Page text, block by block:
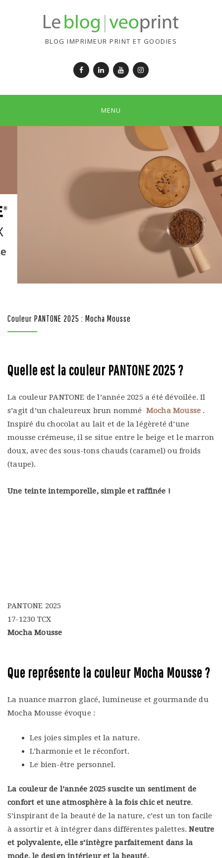
BLOG IMPRIMEUR PRINT ET GOODIES
FacebookLinkedInYouTubeInstagram
MENU
Couleur PANTONE 2025 : Mocha Mousse
Quelle est la couleur PANTONE 2025 ?
La couleur PANTONE de l’année 2025 a été dévoilée. Il
s’agit d’un chaleureux brun nommé Mocha Mousse .
Inspiré du chocolat au lait et de la légèreté d’une
mousse crémeuse, il se situe entre le beige et le marron
doux, avec des sous-tons chauds (caramel) ou froids
(taupe).
Une teinte intemporelle, simple et raffinée !
PANTONE 2025
17-1230 TCX
Mocha Mousse
Que représente la couleur Mocha Mousse ?
La nuance marron glacé, lumineuse et gourmande du
Mocha Mousse évoque :
Les joies simples et la nature.
L’harmonie et le réconfort.
Le bien-être personnel.
La couleur de l’année 2025 suscite un sentiment de
confort et une atmosphère à la fois chic et neutre.
S’inspirant de la beauté de la nature, c’est un ton facile
à assortir et à intégrer dans différentes palettes.Neutre
et polyvalente, elle s’intègre parfaitement dans la
mode, le design intérieur et la beauté.